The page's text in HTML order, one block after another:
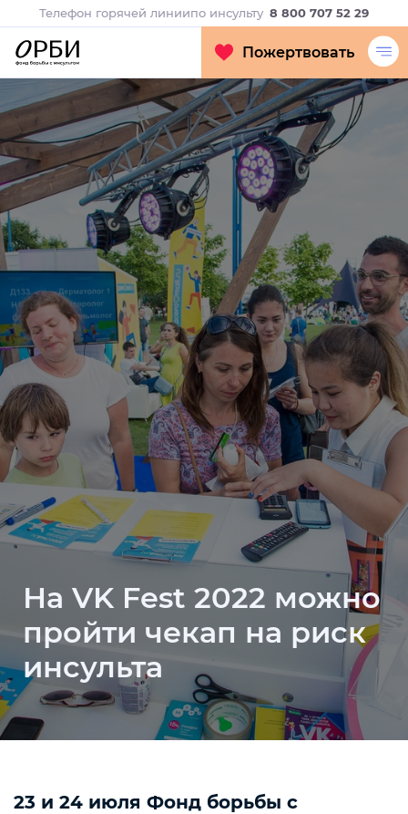
Телефон горячей линиипо инсульту 8 800 707 52 29
Пожертвовать
На VK Fest 2022 можно
пройти чекап на риск
инсульта
23 и 24 июля Фонд борьбы с